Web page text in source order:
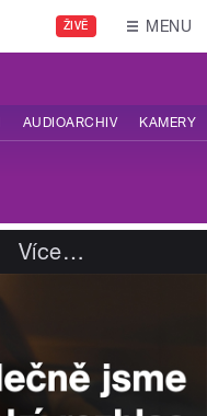
ŽIVĚ MENU
AUDIOARCHIV KAMERY
Více…